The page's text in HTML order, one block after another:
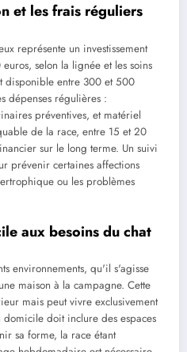
et les frais réguliers
représente un investissement
selon la lignée et les soins
disponible entre 300 et 500
dépenses régulières :
préventives, et matériel
de la race, entre 15 et 20
sur le long terme. Un suivi
prévenir certaines affections
ou les problèmes
aux besoins du chat
environnements, qu'il s'agisse
maison à la campagne. Cette
mais peut vivre exclusivement
doit inclure des espaces
sa forme, la race étant